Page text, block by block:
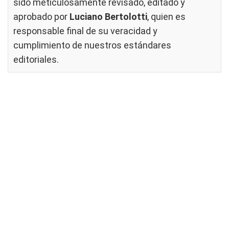
sido meticulosamente revisado, editado y
aprobado por Luciano Bertolotti, quien es
responsable final de su veracidad y
cumplimiento de nuestros estándares
editoriales.